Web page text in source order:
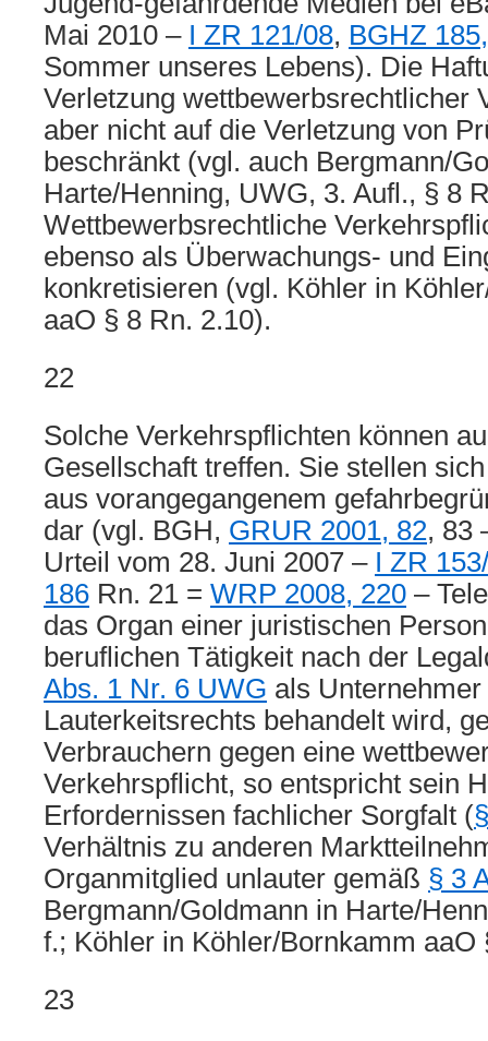
Mai 2010 – I ZR 121/08, BGHZ
Sommer unseres Lebens). Die
Verletzung wettbewerbsrechtlicher
aber nicht auf die Verletzung von
beschränkt (vgl. auch Bergmann/
Harte/Henning, UWG, 3. Aufl., § 8
Wettbewerbsrechtliche
ebenso als Überwachungs- und
konkretisieren (vgl. Köhler in
aaO § 8 Rn. 2.10).
22
Solche Verkehrspflichten können
Gesellschaft treffen. Sie stellen
aus vorangegangenem
dar (vgl. BGH, GRUR 2001, 82, 83
Urteil vom 28. Juni 2007 – I ZR
186 Rn. 21 = WRP 2008, 220 –
das Organ einer juristischen
beruflichen Tätigkeit nach der
Abs. 1 Nr. 6 UWG als
Lauterkeitsrechts behandelt wird,
Verbrauchern gegen eine
Verkehrspflicht, so entspricht sein
Erfordernissen fachlicher Sorgfalt (
Verhältnis zu anderen
Organmitglied unlauter gemäß § 3
Bergmann/Goldmann in Harte/
f.; Köhler in Köhler/Bornkamm aaO
23